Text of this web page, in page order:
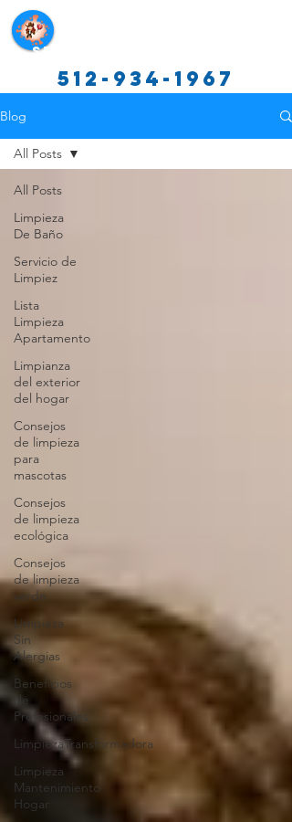
Servicios de limpieza de
512-934-1967
Blog
All Posts
Limpieza
De Baño
Servicio de
Limpiez
Lista
Limpieza
Apartamento
Limpianza
del exterior
del hogar
Consejos
de limpieza
para
mascotas
Consejos
de limpieza
ecológica
Consejos
de limpieza
verde
Limpieza
Sin
Alergias
Beneficios
de
Profesionales
LimpiezaTransformadora
Limpieza
Mantenimiento
Hogar
All Posts